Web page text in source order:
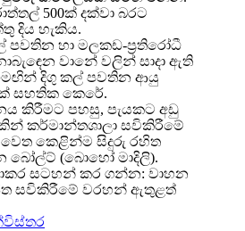
500ක් දක්වා බරට
දිය හැකිය.
පවතින හා මලකඩ-ප්‍රතිරෝධී
වානේ වලින් සාදා ඇති
දිගු කල් පවතින ආයු
සහතික කෙරේ.
කිරීමට පහසු, පැයකට අඩු
කර්මාන්තශාලා සවිකිරීමේ
වෙත කෙළින්ම සිදුරු රහිත
බෝල්ට් (බොහෝ මාදිලි).
සටහන් කර ගන්න: වාහන
සවිකිරීමේ වරහන් ඇතුළත්
විස්තර